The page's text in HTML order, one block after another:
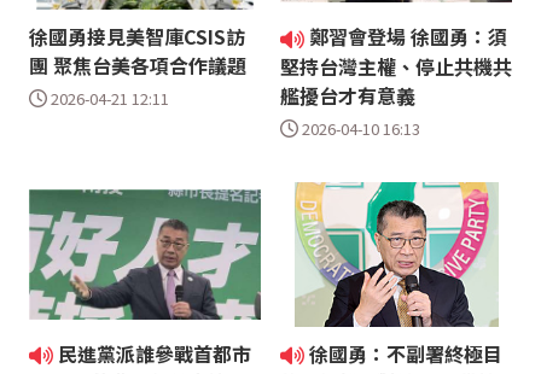
徐國勇接見美智庫CSIS訪
團 聚焦台美各項合作議題
2026-04-21 12:11
鄭習會登場 徐國勇：須
堅持台灣主權、停止共機共
艦擾台才有意義
2026-04-10 16:13
民進黨派誰參戰首都市
徐國勇：不副署終極目